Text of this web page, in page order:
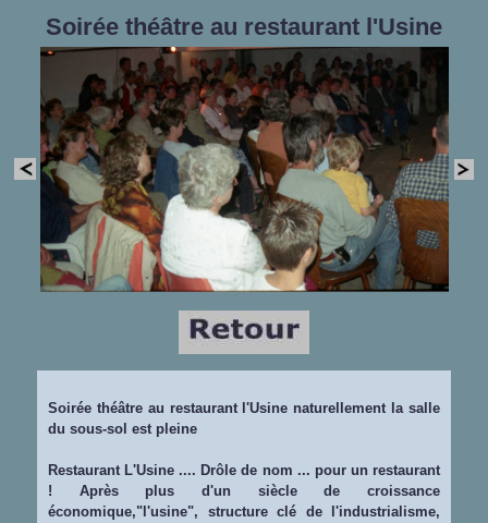
Soirée théâtre au restaurant l'Usine
Soirée théâtre au restaurant l'Usine naturellement la salle
du sous-sol est pleine
Restaurant L'Usine .... Drôle de nom ... pour un restaurant
! Après plus d'un siècle de croissance
économique,"l'usine", structure clé de l'industrialisme,